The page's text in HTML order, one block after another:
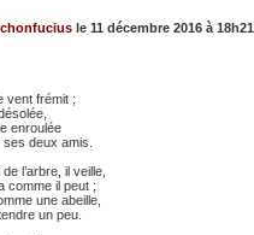
le 11 décembre 2016 à 18h21
vent frémit ;
enroulée
deux amis.
l’arbre, il veille,
comme il peut ;
une abeille,
un peu.